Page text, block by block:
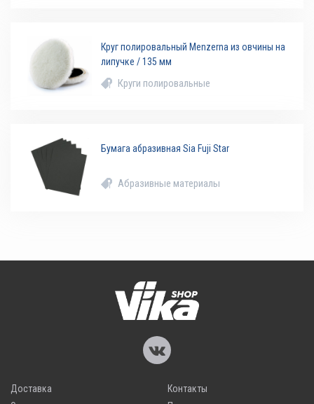
Круг полировальный Menzerna из овчины на
липучке / 135 мм
Круги полировальные
Бумага абразивная Sia Fuji Star
Абразивные материалы
Доставка
Контакты